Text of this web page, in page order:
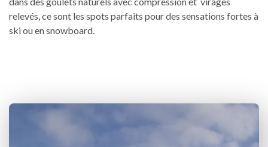
relevés, ce sont les spots parfaits pour des sensations fortes à
ski ou en snowboard.